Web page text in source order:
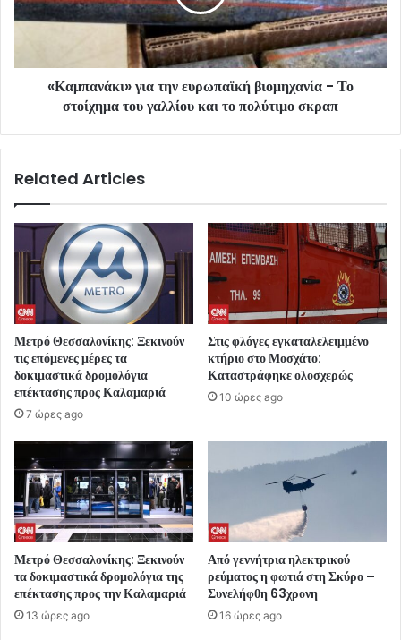
«Καμπανάκι» για την ευρωπαϊκή βιομηχανία - Το
στοίχημα του γαλλίου και το πολύτιμο σκραπ
Related Articles
Μετρό Θεσσαλονίκης: Ξεκινούν
τις επόμενες μέρες τα
δοκιμαστικά δρομολόγια
επέκτασης προς Καλαμαριά
7 ώρες ago
Στις φλόγες εγκαταλελειμμένο
κτήριο στο Μοσχάτο:
Καταστράφηκε ολοσχερώς
10 ώρες ago
Μετρό Θεσσαλονίκης: Ξεκινούν
τα δοκιμαστικά δρομολόγια της
επέκτασης προς την Καλαμαριά
13 ώρες ago
Από γεννήτρια ηλεκτρικού
ρεύματος η φωτιά στη Σκύρο –
Συνελήφθη 63χρονη
16 ώρες ago